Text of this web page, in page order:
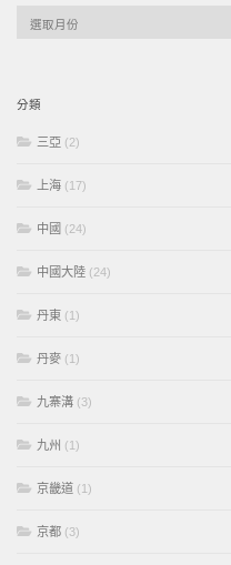
分類
三亞 (2)
上海 (17)
中國 (24)
中國大陸 (24)
丹東 (1)
丹麥 (1)
九寨溝 (3)
九州 (1)
京畿道 (1)
京都 (3)